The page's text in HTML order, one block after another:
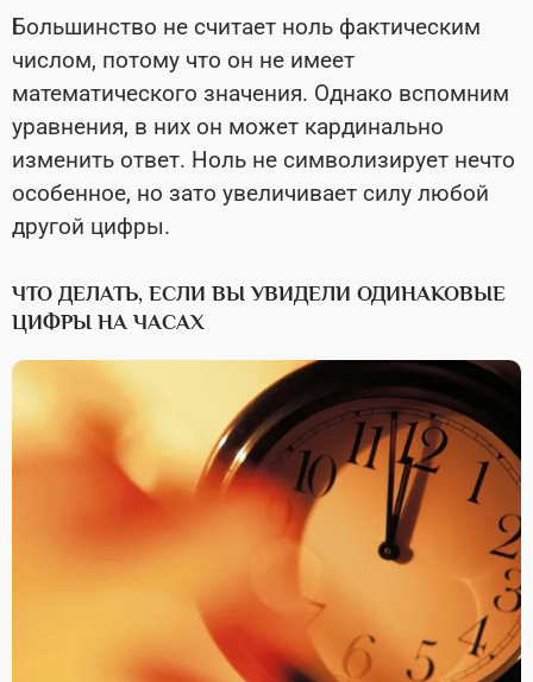
Большинство не считает ноль фактическим
числом, потому что он не имеет
математического значения. Однако вспомним
уравнения, в них он может кардинально
изменить ответ. Ноль не символизирует нечто
особенное, но зато увеличивает силу любой
другой цифры.
ЧТО ДЕЛАТЬ, ЕСЛИ ВЫ УВИДЕЛИ ОДИНАКОВЫЕ
ЦИФРЫ НА ЧАСАХ